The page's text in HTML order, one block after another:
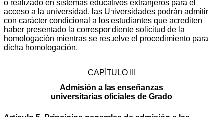
o realizado en sistemas educativos extranjeros para el
acceso a la universidad, las Universidades podrán admitir
con carácter condicional a los estudiantes que acrediten
haber presentado la correspondiente solicitud de la
homologación mientras se resuelve el procedimiento para
dicha homologación.
CAPÍTULO III
Admisión a las enseñanzas
universitarias oficiales de Grado